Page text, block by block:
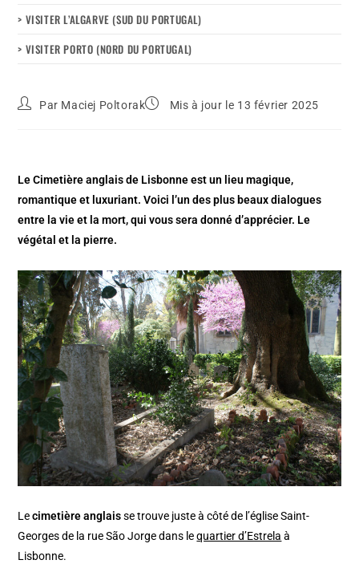
> VISITER L’ALGARVE (SUD DU PORTUGAL)
> VISITER PORTO (NORD DU PORTUGAL)
Par Maciej Poltorak Mis à jour le 13 février 2025
Le Cimetière anglais de Lisbonne est un lieu magique,
romantique et luxuriant. Voici l’un des plus beaux dialogues
entre la vie et la mort, qui vous sera donné d’apprécier. Le
végétal et la pierre.
Lecimetière anglaisse trouve juste à côté de l’église Saint-
Georges de la rue São Jorge dans lequartier d’Estrela à
Lisbonne.